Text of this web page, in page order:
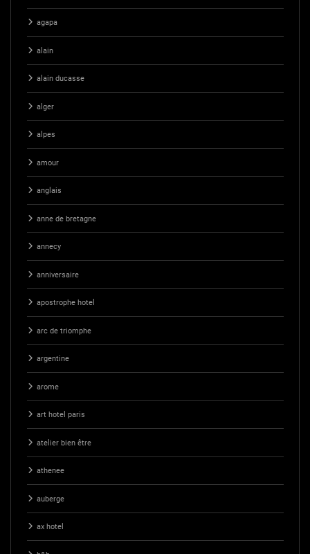
agapa
alain
alain ducasse
alger
alpes
amour
anglais
anne de bretagne
annecy
anniversaire
apostrophe hotel
arc de triomphe
argentine
arome
art hotel paris
atelier bien être
athenee
auberge
ax hotel